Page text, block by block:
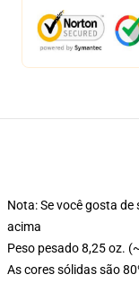
Nota: Se você gosta
acima
Peso pesado 8,25 oz.
As cores sólidas são